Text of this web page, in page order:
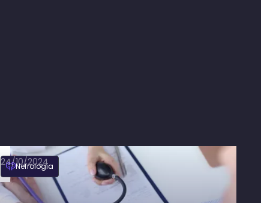
Nefrologia
24/10/2024
Hipertensão renovascular: causa,
diagnóstico e tratamento